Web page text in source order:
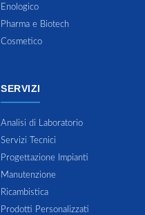
Enologico
Pharma e Biotech
Cosmetico
SERVIZI
Analisi di Laboratorio
Servizi Tecnici
Progettazione Impianti
Manutenzione
Ricambistica
Prodotti Personalizzati